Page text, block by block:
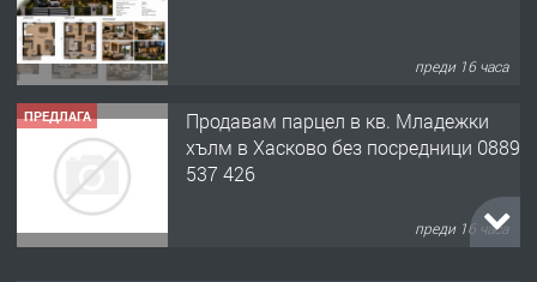
преди 16 часа
ПРЕДЛАГА
Продавам парцел в кв. Младежки
хълм в Хасково без посредници 0889
537 426
преди 16 часа